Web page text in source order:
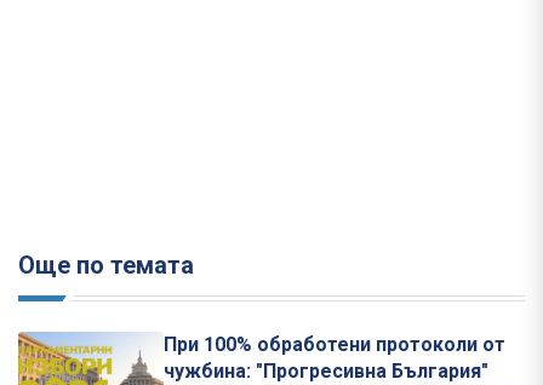
Още по темата
При 100% обработени протоколи от
чужбина: "Прогресивна България"